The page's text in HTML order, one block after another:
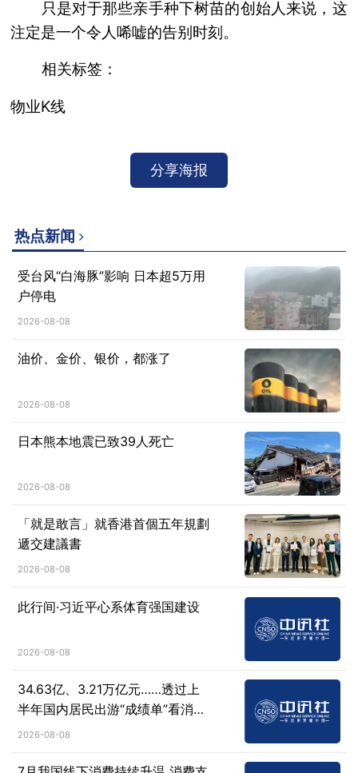
只是对于那些亲手种下树苗的创始人来说，这
注定是一个令人唏嘘的告别时刻。
相关标签：
物业K线
分享海报
热点新闻
受台风“白海豚”影响 日本超5万用
户停电
2026-08-08
油价、金价、银价，都涨了
2026-08-08
日本熊本地震已致39人死亡
2026-08-08
「就是敢言」就香港首個五年規劃
遞交建議書
2026-08-08
此行间·习近平心系体育强国建设
2026-08-08
34.63亿、3.21万亿元……透过上
半年国内居民出游“成绩单”看消费
新动向
2026-08-08